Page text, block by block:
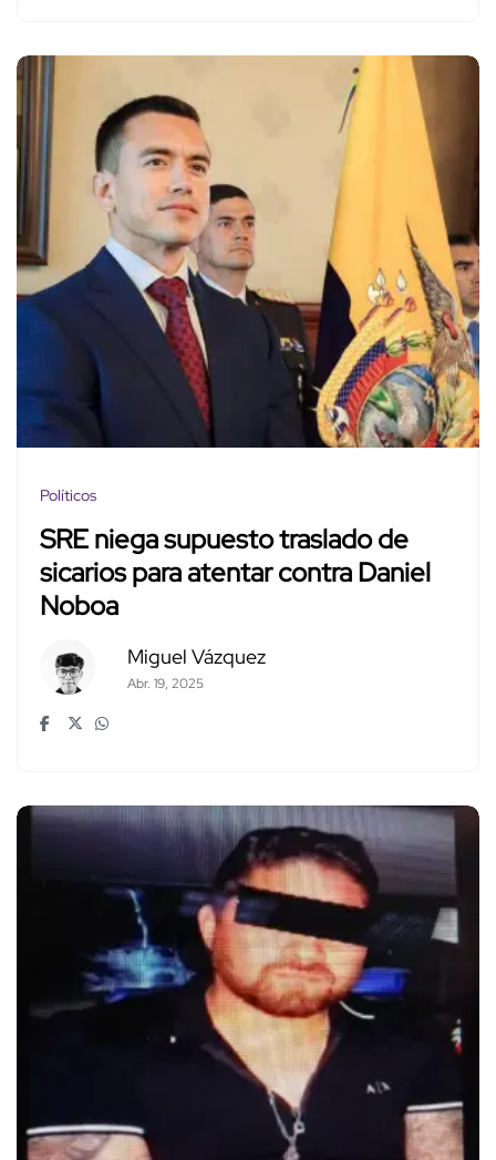
Políticos
SRE niega supuesto traslado de
sicarios para atentar contra Daniel
Noboa
Miguel Vázquez
Abr. 19, 2025